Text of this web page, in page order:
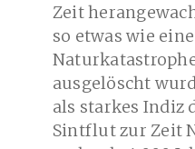
Zeit
so etwas wie
ausgelöscht
als starkes Indiz
Sintflut zur Zeit